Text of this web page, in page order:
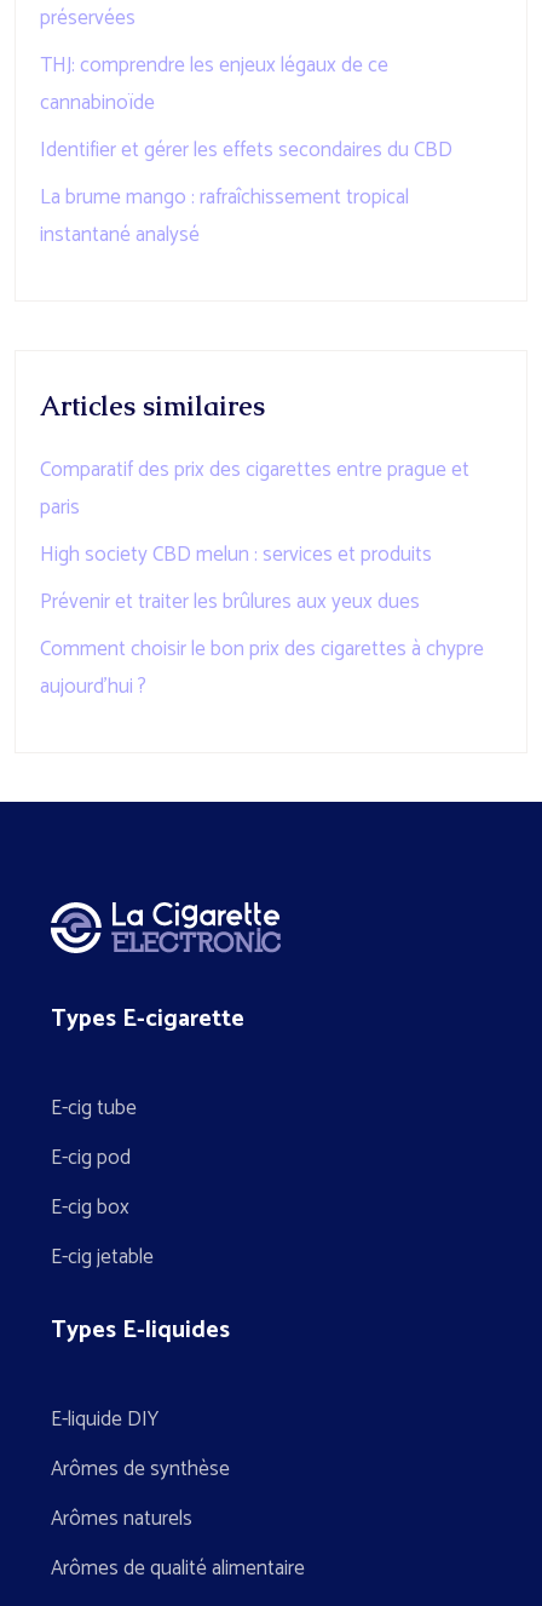
préservées
THJ: comprendre les enjeux légaux de ce
cannabinoïde
Identifier et gérer les effets secondaires du CBD
La brume mango : rafraîchissement tropical
instantané analysé
Articles similaires
Comparatif des prix des cigarettes entre prague et
paris
High society CBD melun : services et produits
Prévenir et traiter les brûlures aux yeux dues
Comment choisir le bon prix des cigarettes à chypre
aujourd’hui ?
Types E-cigarette
E-cig tube
E-cig pod
E-cig box
E-cig jetable
Types E-liquides
E-liquide DIY
Arômes de synthèse
Arômes naturels
Arômes de qualité alimentaire